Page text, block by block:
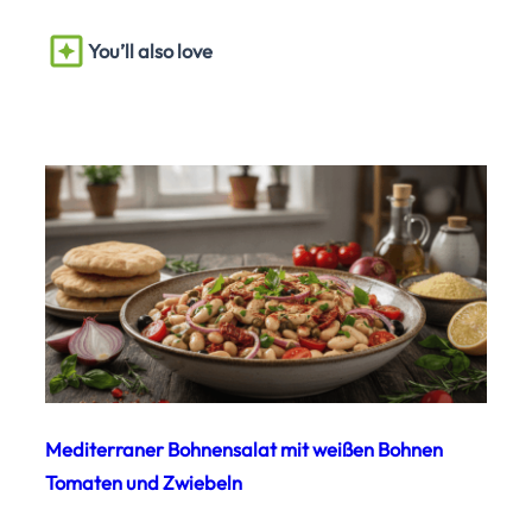
You’ll also love
Mediterraner Bohnensalat mit weißen Bohnen
Tomaten und Zwiebeln